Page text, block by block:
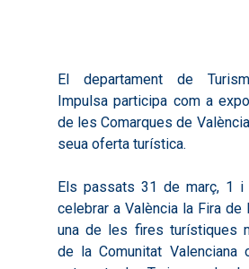
El departament de
Impulsa participa com a
de les Comarques de
seua oferta turística.
Els passats 31 de març, 1 i
celebrar a València la Fira de
una de les fires turístiques
de la Comunitat Valenciana